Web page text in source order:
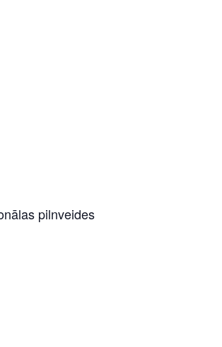
pilnveides